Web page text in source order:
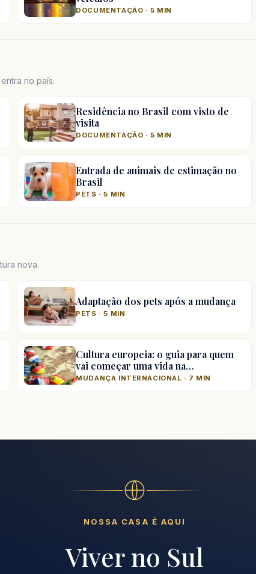
DOCUMENTAÇÃO · 5 MIN
no país.
Residência no Brasil com visto de
visita
DOCUMENTAÇÃO · 5 MIN
Entrada de animais de estimação no
Brasil
PETS · 5 MIN
nova.
Adaptação dos pets após a mudança
PETS · 5 MIN
Cultura europeia: o guia para quem
vai começar uma vida na…
MUDANÇA INTERNACIONAL · 7 MIN
NOSSA CASA É AQUI
Viver no Sul